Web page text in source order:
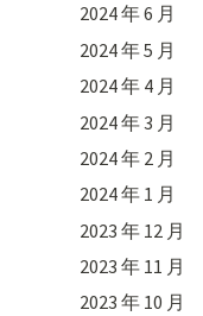
2024 年 6 月
2024 年 5 月
2024 年 4 月
2024 年 3 月
2024 年 2 月
2024 年 1 月
2023 年 12 月
2023 年 11 月
2023 年 10 月